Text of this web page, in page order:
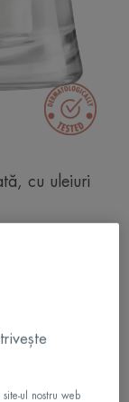
cu uleiuri
ul nostru web